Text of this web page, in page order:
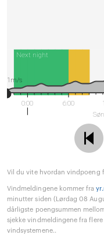
Next night
0:00 6:00
1m/s
Vil du vite hvordan vindpoeng
Vindmeldingene kommer fra
minutter siden (Lørdag 08
dårligste poengsummen
sjekke vindmeldingene fra
vindsystemene..